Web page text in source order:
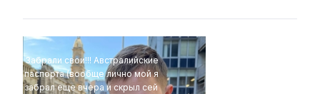
Забрали свои!!! Австралийские
паспорта (вообще лично мой я
забрал еще вчера и скрыл сей